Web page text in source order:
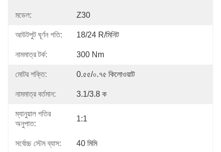
মডেল: Z30
আউটপুট ঘূর্ণন গতি: 18/24 R/মিনিট
নামমাত্র টর্ক: 300 Nm
মোটর শক্তি: 0.৫৫/০.৭৫ কিলোওয়াট
নামমাত্র বর্তমান: 3.1/3.8 ক
ম্যানুয়াল গতির
অনুপাত:
1:1
সর্বোচ্চ স্টেম ব্যাস: 40 মিমি